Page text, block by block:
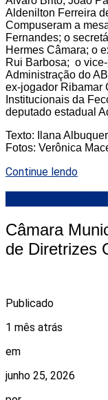
Aldenilton Ferreira
Compuseram a
Fernandes; o
Hermes Câmara; o
Rui Barbosa; o
Administração do
ex-jogador Ribamar
Institucionais da
deputado estadual
Texto: Ilana
Fotos: Verônica
Continue lendo
Câmara
de Diretrizes
Publicado
1 mês atrás
em
junho 25, 2026